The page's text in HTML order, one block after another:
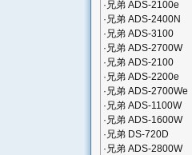
· 兄弟 ADS-2100e
· 兄弟 ADS-2400N
· 兄弟 ADS-3100
· 兄弟 ADS-2700W
· 兄弟 ADS-2100
· 兄弟 ADS-2200e
· 兄弟 ADS-2700We
· 兄弟 ADS-1100W
· 兄弟 ADS-1600W
· 兄弟 DS-720D
· 兄弟 ADS-2800W